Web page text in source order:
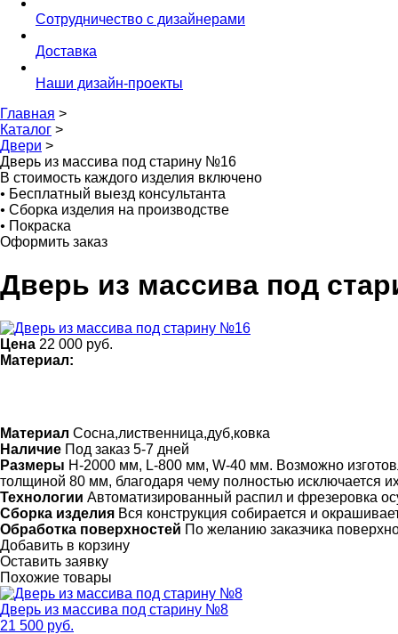
Сотрудничество с дизайнерами
Доставка
Наши дизайн-проекты
Главная >
Каталог >
Двери >
Дверь из массива под старину №16
В стоимость каждого изделия включено
• Бесплатный выезд консультанта
• Сборка изделия на производстве
• Покраска
Оформить заказ
Дверь из массива под
Цена 22 000 руб.
Материал:
Материал Сосна,лиственница,дуб,ковка
Наличие Под заказ 5-7 дней
Размеры Н-2000 мм, L-800 мм, W-40 мм. Возможно
толщиной 80 мм, благодаря чему полностью
Технологии Автоматизированный распил и фрезеровка
Сборка изделия Вся конструкция собирается и
Обработка поверхностей По желанию заказчика
Добавить в корзину
Оставить заявку
Похожие товары
Дверь из массива под старину №8
21 500 руб.